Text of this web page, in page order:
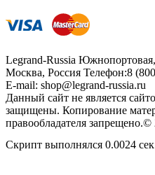
Legrand-Russia Южнопортовая,
Москва, Россия Телефон:8
E-mail: shop@legrand-russia.ru
Данный сайт не является
защищены. Копирование
правообладателя
Скрипт выполнялся 0.0024